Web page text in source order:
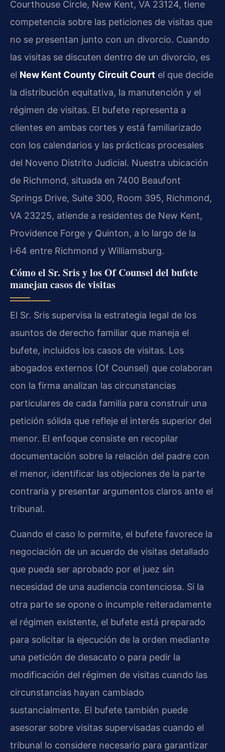
Courthouse Circle, New Kent, VA 23124, tiene
competencia sobre las peticiones de visitas que
no se presentan junto con un divorcio. Cuando
las visitas se discuten dentro de un divorcio, es
el New Kent County Circuit Court el que decide
la distribución equitativa, la manutención y el
régimen de visitas. El bufete representa a
clientes en ambas cortes y está familiarizado
con los calendarios y las prácticas procesales
del Noveno Distrito Judicial. Nuestra ubicación
de Richmond, situada en 7400 Beaufont
Springs Drive, Suite 300, Room 395, Richmond,
VA 23225, atiende a residentes de New Kent,
Providence Forge y Quinton, a lo largo de la
I‑64 entre Richmond y Williamsburg.
Cómo el Sr. Sris y los Of Counsel del bufete
manejan casos de visitas
El Sr. Sris supervisa la estrategia legal de los
asuntos de derecho familiar que maneja el
bufete, incluidos los casos de visitas. Los
abogados externos (Of Counsel) que colaboran
con la firma analizan las circunstancias
particulares de cada familia para construir una
petición sólida que refleje el interés superior del
menor. El enfoque consiste en recopilar
documentación sobre la relación del padre con
el menor, identificar las objeciones de la parte
contraria y presentar argumentos claros ante el
tribunal.
Cuando el caso lo permite, el bufete favorece la
negociación de un acuerdo de visitas detallado
que pueda ser aprobado por el juez sin
necesidad de una audiencia contenciosa. Si la
otra parte se opone o incumple reiteradamente
el régimen existente, el bufete está preparado
para solicitar la ejecución de la orden mediante
una petición de desacato o para pedir la
modificación del régimen de visitas cuando las
circunstancias hayan cambiado
sustancialmente. El bufete también puede
asesorar sobre visitas supervisadas cuando el
tribunal lo considere necesario para garantizar